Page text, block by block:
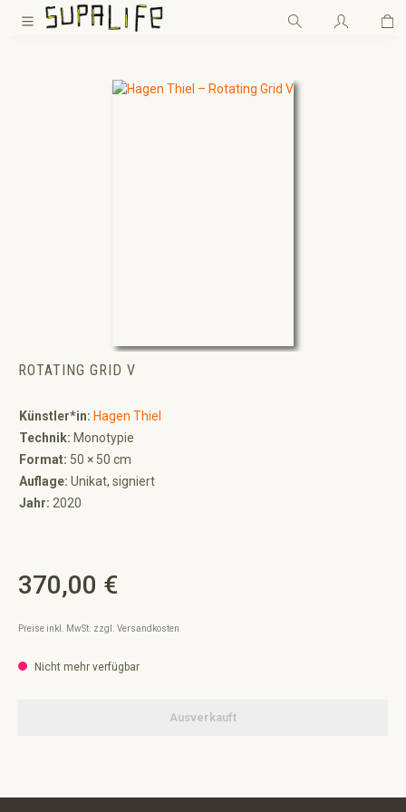
Zum Hauptinhalt springen
ROTATING GRID V
Künstler*in: Hagen Thiel
Technik: Monotypie
Format: 50 × 50 cm
Auflage: Unikat, signiert
Jahr: 2020
Regulärer Preis:
370,00 €
Preise inkl. MwSt. zzgl. Versandkosten
Nicht mehr verfügbar
Ausverkauft